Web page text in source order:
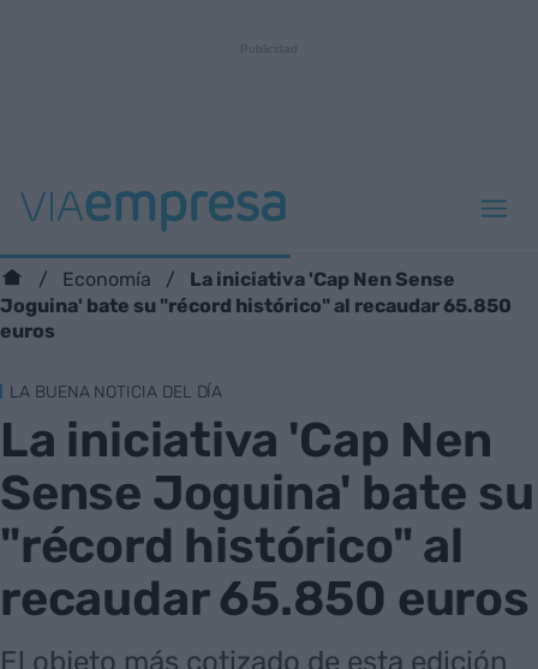
Economía
La iniciativa 'Cap Nen Sense
Joguina' bate su "récord histórico" al recaudar 65.850
euros
LA BUENA NOTICIA DEL DÍA
La iniciativa 'Cap Nen
Sense Joguina' bate su
"récord histórico" al
recaudar 65.850 euros
El objeto más cotizado de esta edición